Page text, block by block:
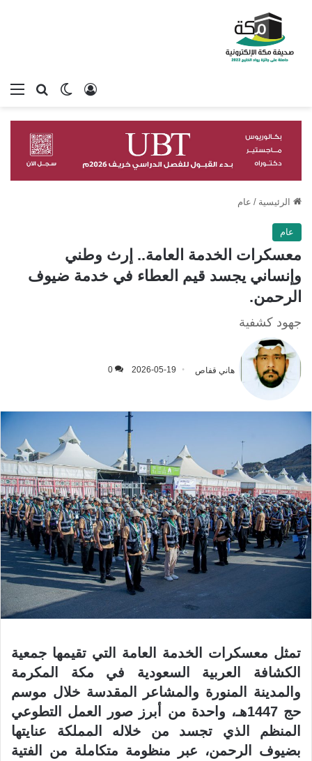
بحثالوضع
تسجيل الدخول
الرئيسية / عام
عام
معسكرات الخدمة العامة.. إرث وطني
وإنساني يجسد قيم العطاء في خدمة ضيوف
الرحمن.
جهود كشفية
هاني قفاص 2026-05-19
0
تمثل معسكرات الخدمة العامة التي تقيمها جمعية
الكشافة العربية السعودية في مكة المكرمة
والمدينة المنورة والمشاعر المقدسة خلال موسم
حج 1447هـ، واحدة من أبرز صور العمل التطوعي
المنظم الذي تجسد من خلاله المملكة عنايتها
بضيوف الرحمن، عبر منظومة متكاملة من الفتية